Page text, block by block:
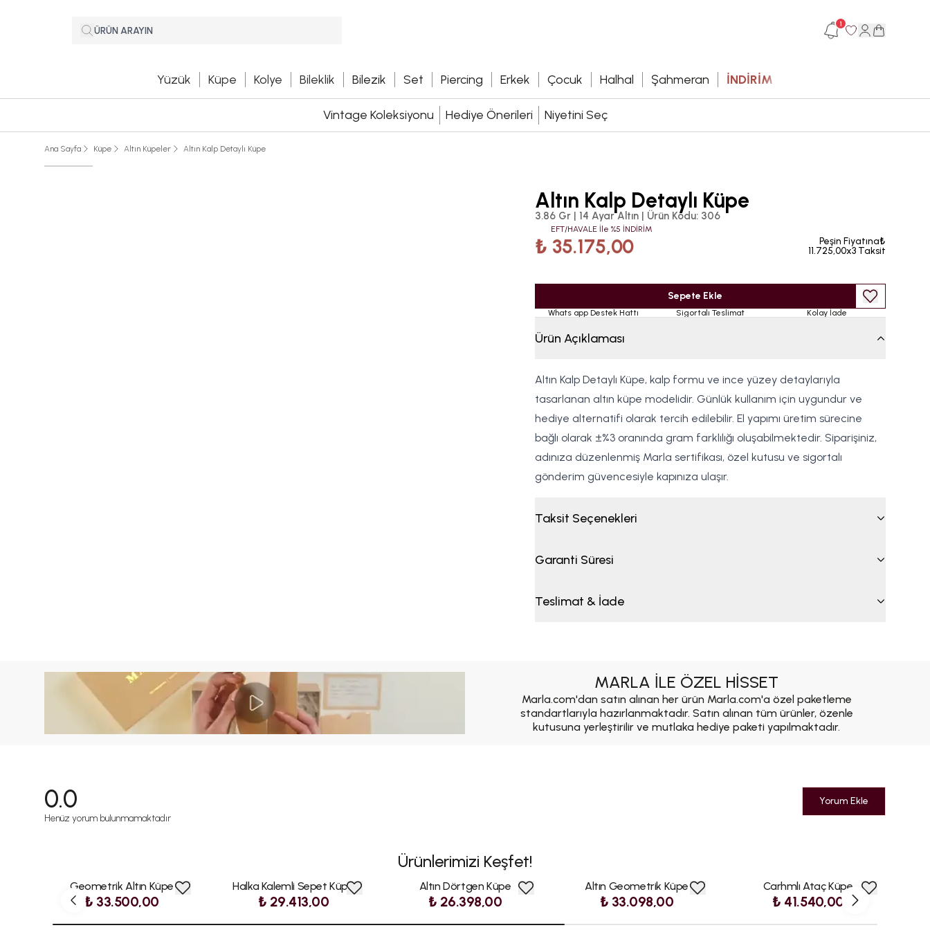
1
Yüzük Küpe Kolye Bileklik Bilezik Set Piercing Erkek Çocuk Halhal Şahmeran İNDİRİM
Vintage Koleksiyonu Hediye Önerileri Niyetini Seç
Ana Sayfa Küpe Altın Küpeler Altın Kalp Detaylı Küpe
Altın Kalp Detaylı Küpe
3.86 Gr | 14 Ayar Altın | Ürün Kodu: 306
EFT/HAVALE İle %5 İNDİRİM
₺ 35.175,00
Peşin Fiyatına₺
11.725,00x3 Taksit
Sepete Ekle
Whats app Destek Hattı Sigortalı Teslimat Kolay İade
Ürün Açıklaması
Altın Kalp Detaylı Küpe, kalp formu ve ince yüzey detaylarıyla
tasarlanan altın küpe modelidir. Günlük kullanım için uygundur ve
hediye alternatifi olarak tercih edilebilir. El yapımı üretim sürecine
bağlı olarak ±%3 oranında gram farklılığı oluşabilmektedir. Siparişiniz,
adınıza düzenlenmiş Marla sertifikası, özel kutusu ve sigortalı
gönderim güvencesiyle kapınıza ulaşır.
Taksit Seçenekleri
Garanti Süresi
Teslimat & İade
MARLA İLE ÖZEL HİSSET
Marla.com'dan satın alınan her ürün Marla.com'a özel paketleme
standartlarıyla hazırlanmaktadır. Satın alınan tüm ürünler, özenle
kutusuna yerleştirilir ve mutlaka hediye paketi yapılmaktadır.
0.0
Henüz yorum bulunmamaktadır
Yorum Ekle
Ürünlerimizi Keşfet!
Geometrik Altın Küpe
₺ 33.500,00
Halka Kalemli Sepet Küpe
₺ 29.413,00
Altın Dörtgen Küpe
₺ 26.398,00
Altın Geometrik Küpe
₺ 33.098,00
Carhmlı Ataç Küpe
₺ 41.540,00